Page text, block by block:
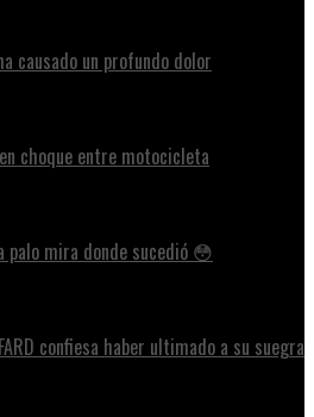
causado un profundo dolor
choque entre motocicleta
palo mira donde sucedió 😳
confiesa haber ultimado a su suegra